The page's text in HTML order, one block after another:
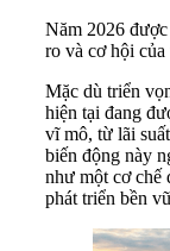
Năm 2026
ro và cơ hội
Mặc dù triển
hiện tại đang
vĩ mô, từ lãi
biến động này
như một cơ chế
phát triển bền